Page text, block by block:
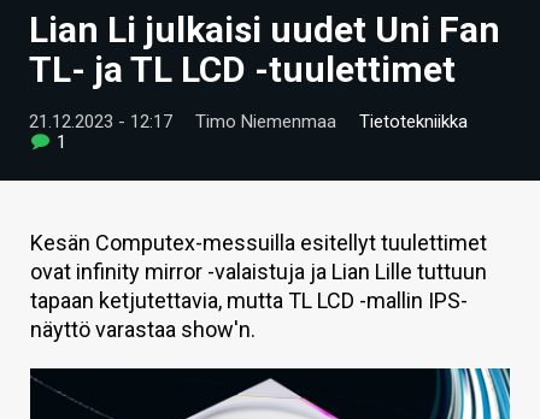
UUTISET
VIDEOT
TIETOA
HINTA.FI
VAIHDA TEEMA
Lian Li julkaisi uudet Uni Fan
TL- ja TL LCD -tuulettimet
21.12.2023 - 12:17 Timo Niemenmaa
Tietotekniikka
1
Kesän Computex-messuilla esitellyt tuulettimet
ovat infinity mirror -valaistuja ja Lian Lille tuttuun
tapaan ketjutettavia, mutta TL LCD -mallin IPS-
näyttö varastaa show'n.